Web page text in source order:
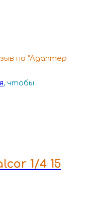
на “Адаптер
, чтобы
1/4 15